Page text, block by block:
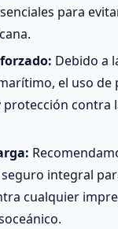
para
Debido a
el uso de
contra
integral
cualquier